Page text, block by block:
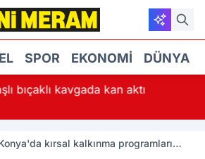
SPOR EKONOMI DÜNYA
kan aktı Konya’da
kırsal kalkınma programları